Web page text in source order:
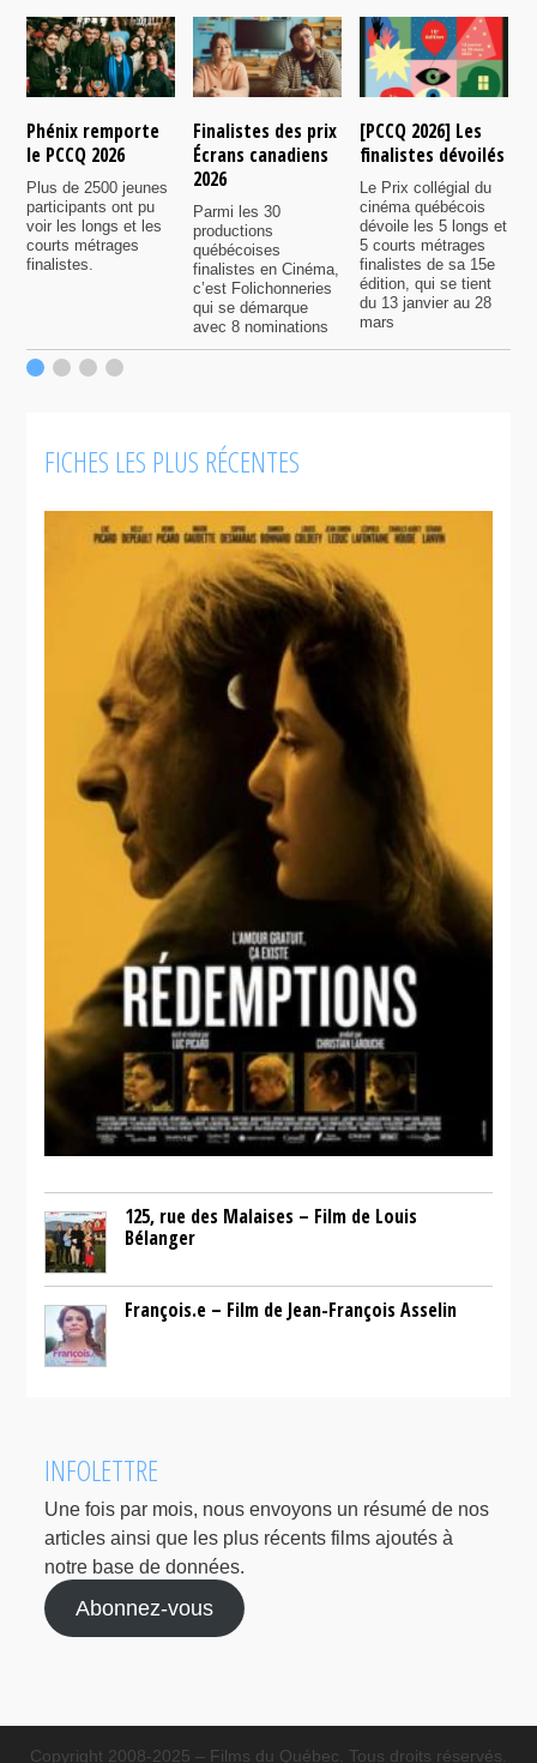
Phénix remporte
le PCCQ 2026
Plus de 2500 jeunes
participants ont pu
voir les longs et les
courts métrages
finalistes.
Finalistes des prix
Écrans canadiens
2026
Parmi les 30
productions
québécoises
finalistes en Cinéma,
c’est Folichonneries
qui se démarque
avec 8 nominations
[PCCQ 2026] Les
finalistes dévoilés
Le Prix collégial du
cinéma québécois
dévoile les 5 longs et
5 courts métrages
finalistes de sa 15e
édition, qui se tient
du 13 janvier au 28
mars
FICHES LES PLUS RÉCENTES
125, rue des Malaises – Film de Louis
Bélanger
François.e – Film de Jean-François Asselin
INFOLETTRE
Une fois par mois, nous envoyons un résumé de nos
articles ainsi que les plus récents films ajoutés à
notre base de données.
Abonnez-vous
Copyright 2008-2025 – Films du Québec. Tous droits réservés.